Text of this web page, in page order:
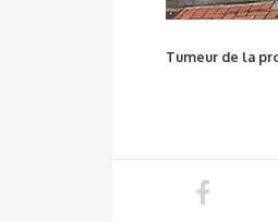
Tumeur de la